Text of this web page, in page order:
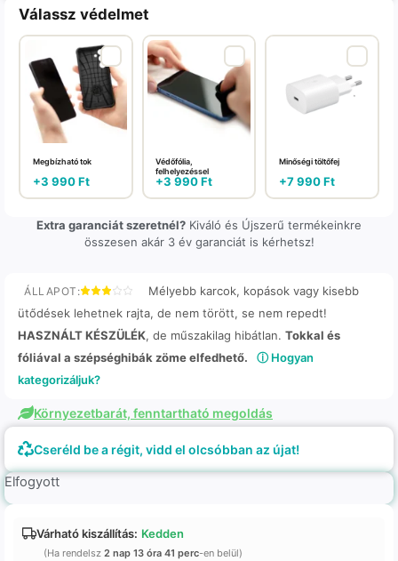
Válassz védelmet
Megbízható tok
+3 990Ft
Védőfólia,
felhelyezéssel
+3 990Ft
Minőségi töltőfej
+7 990Ft
Extra garanciát szeretnél? Kiváló és Újszerű termékeinkre
összesen akár 3 év garanciát is kérhetsz!
ÁLLAPOT:
Mélyebb karcok, kopások vagy kisebb
ütődések lehetnek rajta, de nem törött, se nem repedt!
HASZNÁLT KÉSZÜLÉK, de műszakilag hibátlan. Tokkal és
fóliával a szépséghibák zöme elfedhető.
ⓘ Hogyan
kategorizáljuk?
Környezetbarát, fenntartható megoldás
Cseréld be a régit, vidd el olcsóbban az újat!
Elfogyott
Várható kiszállítás: Kedden
(Ha rendelsz 2 nap 13 óra 41 perc-en belül)